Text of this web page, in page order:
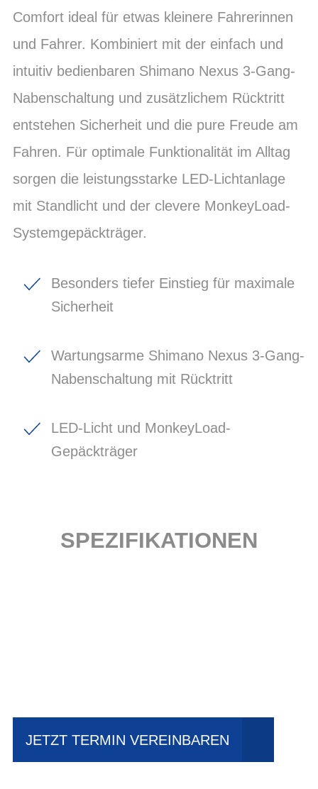
Comfort ideal für etwas kleinere Fahrerinnen
und Fahrer. Kombiniert mit der einfach und
intuitiv bedienbaren Shimano Nexus 3-Gang-
Nabenschaltung und zusätzlichem Rücktritt
entstehen Sicherheit und die pure Freude am
Fahren. Für optimale Funktionalität im Alltag
sorgen die leistungsstarke LED-Lichtanlage
mit Standlicht und der clevere MonkeyLoad-
Systemgepäckträger.
Besonders tiefer Einstieg für maximale
Sicherheit
Wartungsarme Shimano Nexus 3-Gang-
Nabenschaltung mit Rücktritt
LED-Licht und MonkeyLoad-
Gepäckträger
SPEZIFIKATIONEN
JETZT TERMIN VEREINBAREN